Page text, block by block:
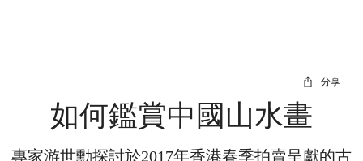
分享
如何鑑賞中國山水畫
專家游世勳探討於2017年香港春季拍賣呈獻的古